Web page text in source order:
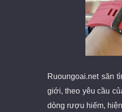
Ruoungoai.net săn
giới, theo yêu cầu
dòng rượu hiếm,